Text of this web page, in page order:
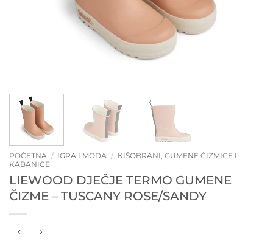
POČETNA / IGRA I MODA / KIŠOBRANI, GUMENE ČIZMICE I
KABANICE
LIEWOOD DJEČJE TERMO GUMENE
ČIZME – TUSCANY ROSE/SANDY